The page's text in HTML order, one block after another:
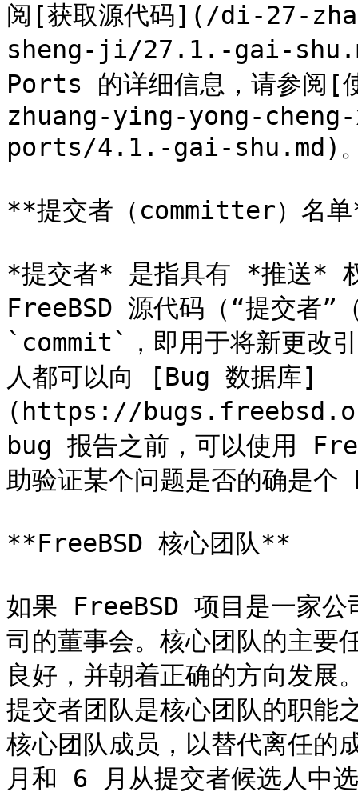
阅[获取源代码](/di-27-
sheng-ji/27.1.-gai-
Ports 的详细信息，请参
zhuang-ying-yong-
ports/4.1.-gai-shu.md)
**提交者（committer）名
*提交者* 是指具有 *推送*
FreeBSD 源代码（“提交者
`commit`，即用于将新更改
人都可以向 [Bug 数据库]
(https://
bug 报告之前，可以使用
助验证某个问题是否的确是个
**FreeBSD 核心团队**
如果 FreeBSD 项目是一家
司的董事会。核心团队的主
良好，并朝着正确的方向发展
提交者团队是核心团队的职能
核心团队成员，以替代离任
月和 6 月从提交者候选人中